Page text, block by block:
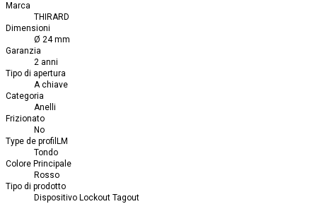
Marca
THIRARD
Dimensioni
Ø 24 mm
Garanzia
2 anni
Tipo di apertura
A chiave
Categoria
Anelli
Frizionato
No
Type de profilLM
Tondo
Colore Principale
Rosso
Tipo di prodotto
Dispositivo Lockout Tagout